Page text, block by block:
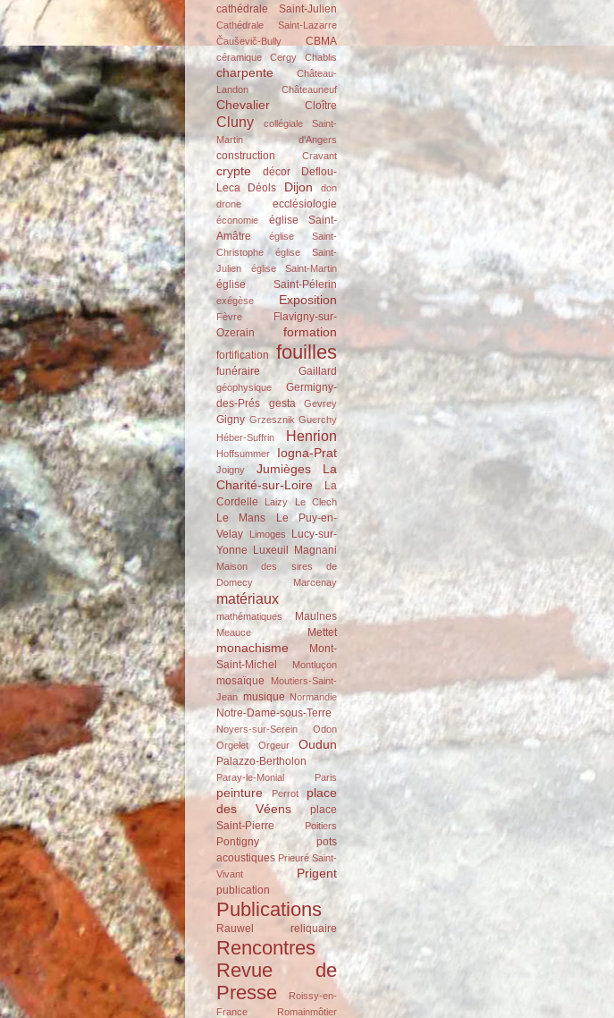
cathédrale Saint-Julien
Cathédrale Saint-Lazarre
Čauševič-Bully
CBMA
céramique Cergy Chablis
charpente
Château-
Landon
Châteauneuf
Chevalier Cloître
Cluny
collégiale Saint-
Martin d'Angers
construction Cravant
crypte décor
Deflou-
Leca
Déols Dijon
don
drone
ecclésiologie
économie
église Saint-
Amâtre
église Saint-
Christophe
église Saint-
Julien
église Saint-Martin
église Saint-Pélerin
exégèse Exposition
Fèvre
Flavigny-sur-
Ozerain
formation
fortification fouilles
funéraire Gaillard
géophysique
Germigny-
des-Prés
gesta Gevrey
Gigny Grzesznik Guerchy
Héber-Suffrin
Henrion
Hoffsummer Iogna-Prat
Joigny Jumièges
La
Charité-sur-Loire
La
Cordelle
Laizy Le Clech
Le Mans
Le Puy-en-
Velay
Limoges
Lucy-sur-
Yonne Luxeuil Magnani
Maison des sires de
Domecy
Marcenay
matériaux
mathématiques Maulnes
Meauce Mettet
monachisme
Mont-
Saint-Michel
Montluçon
mosaïque
Moutiers-Saint-
Jean musique Normandie
Notre-Dame-sous-Terre
Noyers-sur-Serein
Odon
Orgelet
Orgeur Oudun
Palazzo-Bertholon
Paray-le-Monial Paris
peinture Perrot
place
des Véens
place
Saint-Pierre
Poitiers
Pontigny
pots
acoustiques Prieuré Saint-
Vivant
Prigent
publication
Publications
Rauwel reliquaire
Rencontres
Revue de
Presse
Roissy-en-
France
Romainmôtier